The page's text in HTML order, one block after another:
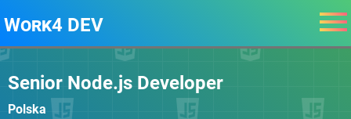
Work4 DEV
Senior Node.js Developer
Polska